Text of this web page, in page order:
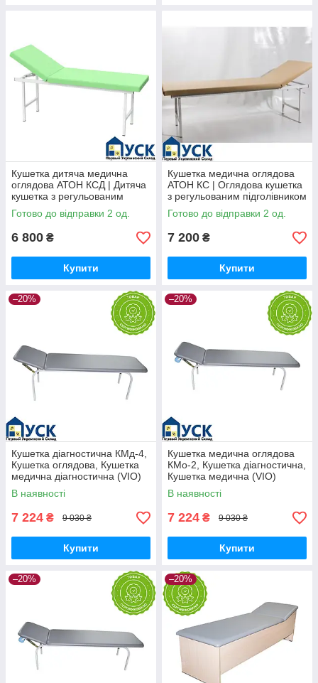
Кушетка дитяча медична
оглядова АТОН КСД | Дитяча
кушетка з регульованим
підголівником | 2 секції
Готово до відправки 2 од.
6 800 ₴
Купити
Кушетка медична оглядова
АТОН КС | Оглядова кушетка
з регульованим підголівником
| 2 секції
Готово до відправки 2 од.
7 200 ₴
Купити
–20%
Кушетка діагностична КМд-4,
Кушетка оглядова, Кушетка
медична діагностична (VIO)
В наявності
7 224 ₴ 9 030 ₴
Купити
–20%
Кушетка медична оглядова
КМо-2, Кушетка діагностична,
Кушетка медична (VIO)
В наявності
7 224 ₴ 9 030 ₴
Купити
–20% –20%